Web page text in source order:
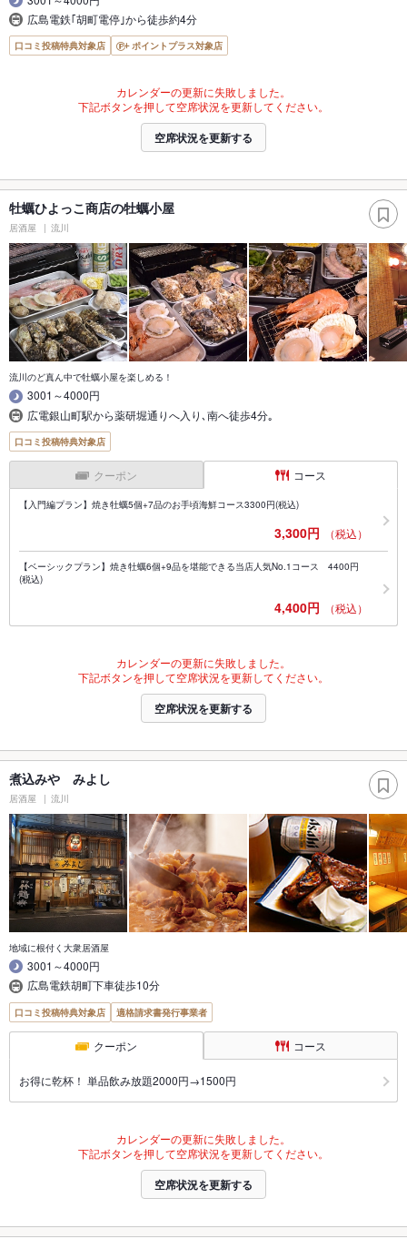
広島電鉄｢胡町電停｣から徒歩約4分
口コミ投稿特典対象店 ポイントプラス対象店
カレンダーの更新に失敗しました。
下記ボタンを押して空席状況を更新してください。
空席状況を更新する
牡蠣ひよっこ商店の牡蠣小屋
居酒屋 流川
流川のど真ん中で牡蠣小屋を楽しめる！
3001～4000円
広電銀山町駅から薬研堀通りへ入り､南へ徒歩4分｡
口コミ投稿特典対象店
クーポン コース
【入門編プラン】焼き牡蠣5個+7品のお手頃海鮮コース3300円(税込)
3,300円 （税込）
【ベーシックプラン】焼き牡蠣6個+9品を堪能できる当店人気No.1コース 4400円
(税込)
4,400円 （税込）
カレンダーの更新に失敗しました。
下記ボタンを押して空席状況を更新してください。
空席状況を更新する
煮込みや みよし
居酒屋 流川
地域に根付く大衆居酒屋
3001～4000円
広島電鉄胡町下車徒歩10分
口コミ投稿特典対象店 適格請求書発行事業者
クーポン コース
お得に乾杯！ 単品飲み放題2000円→1500円
カレンダーの更新に失敗しました。
下記ボタンを押して空席状況を更新してください。
空席状況を更新する